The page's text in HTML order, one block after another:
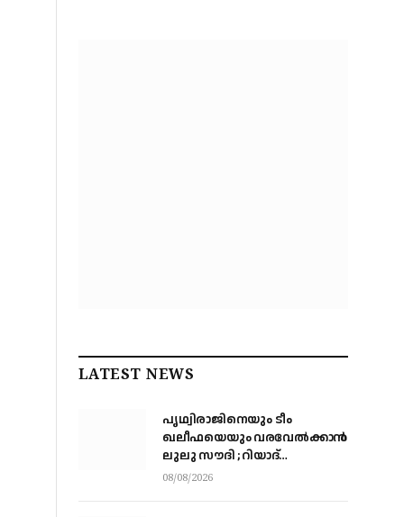
LATEST NEWS
പൃഥ്വിരാജിനെയും ടീം
ഖലീഫയെയും വരവേല്‍ക്കാന്‍
ലുലു സൗദി ; റിയാദ്
മലാസിലുള്ള ലുലു
08/08/2026